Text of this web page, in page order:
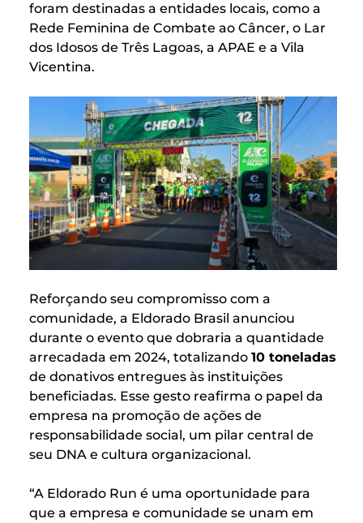
foram destinadas a entidades locais, como a
Rede Feminina de Combate ao Câncer, o Lar
dos Idosos de Três Lagoas, a APAE e a Vila
Vicentina.
Reforçando seu compromisso com a
comunidade, a Eldorado Brasil anunciou
durante o evento que dobraria a quantidade
arrecadada em 2024, totalizando 10 toneladas
de donativos entregues às instituições
beneficiadas. Esse gesto reafirma o papel da
empresa na promoção de ações de
responsabilidade social, um pilar central de
seu DNA e cultura organizacional.
“A Eldorado Run é uma oportunidade para
que a empresa e comunidade se unam em